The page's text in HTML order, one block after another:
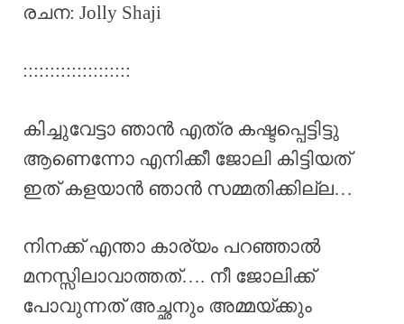
രചന: Jolly Shaji
::::::::::::::::::::
കിച്ചുവേട്ടാ ഞാൻ എത്ര കഷ്ടപ്പെട്ടിട്ടു
ആണെന്നോ എനിക്കീ ജോലി കിട്ടിയത്
ഇത് കളയാൻ ഞാൻ സമ്മതിക്കില്ല…
നിനക്ക് എന്താ കാര്യം പറഞ്ഞാൽ
മനസ്സിലാവാത്തത്…. നീ ജോലിക്ക്
പോവുന്നത് അച്ഛനും അമ്മയ്ക്കും